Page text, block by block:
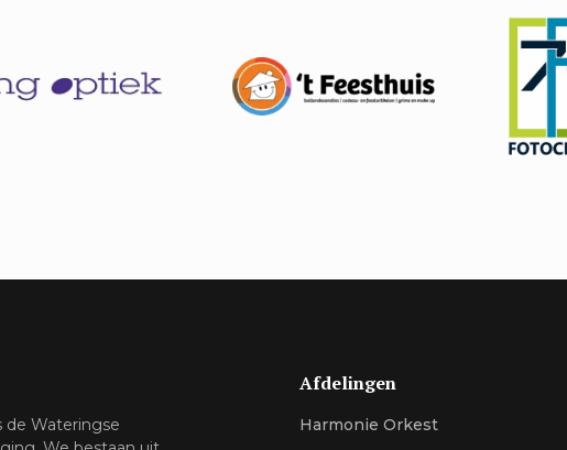
de Wateringse
Afdelingen
Harmonie Orkest